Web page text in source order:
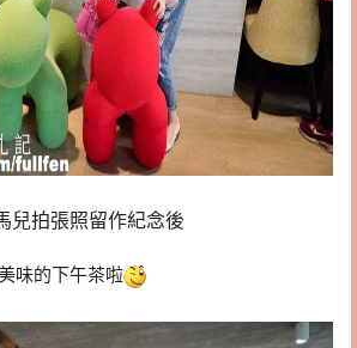
兒拍張照留作紀念後
味的下午茶啦